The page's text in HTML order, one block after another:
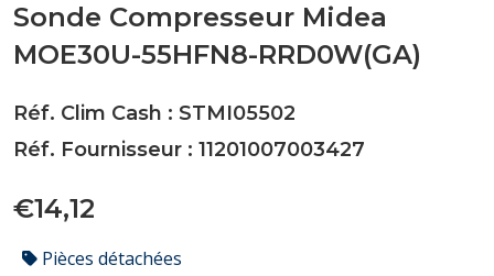
Sonde Compresseur Midea
MOE30U-55HFN8-RRD0W(GA)
Réf. Clim Cash : STMI05502
Réf. Fournisseur : 11201007003427
€14,12
Pièces détachées